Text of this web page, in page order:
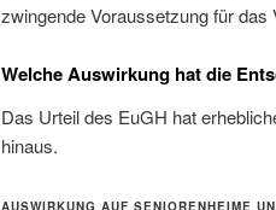
zwingende Voraussetzung für das
Welche Auswirkung hat die
Das Urteil des EuGH hat
hinaus.
AUSWIRKUNG AUF SENIORENHEIME